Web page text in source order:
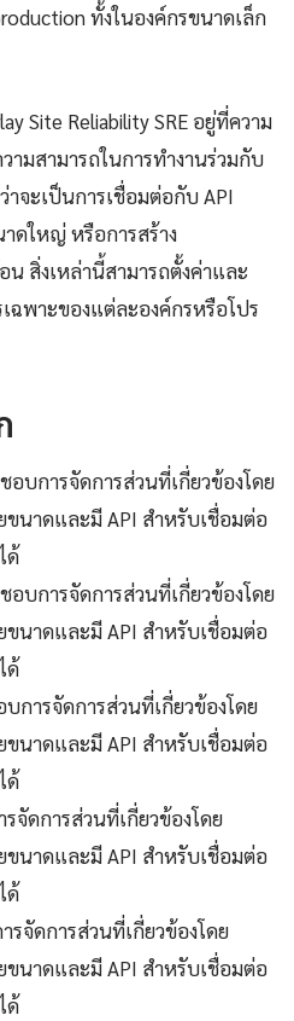
ทั้งในองค์กรขนาดเล็ก
Site Reliability SRE อยู่ที่ความ
มสามารถในการทำงานร่วมกับ
จะเป็นการเชื่อมต่อกับ API
ดใหญ่ หรือการสร้าง
สิ่งเหล่านี้สามารถตั้งค่าและ
ฉพาะของแต่ละองค์กรหรือโปร
อบการจัดการส่วนที่เกี่ยวข้องโดย
ขนาดและมี API สำหรับเชื่อมต่อ
ด้
อบการจัดการส่วนที่เกี่ยวข้องโดย
ขนาดและมี API สำหรับเชื่อมต่อ
ด้
การจัดการส่วนที่เกี่ยวข้องโดย
ขนาดและมี API สำหรับเชื่อมต่อ
ด้
จัดการส่วนที่เกี่ยวข้องโดย
ขนาดและมี API สำหรับเชื่อมต่อ
ด้
รจัดการส่วนที่เกี่ยวข้องโดย
ขนาดและมี API สำหรับเชื่อมต่อ
ด้